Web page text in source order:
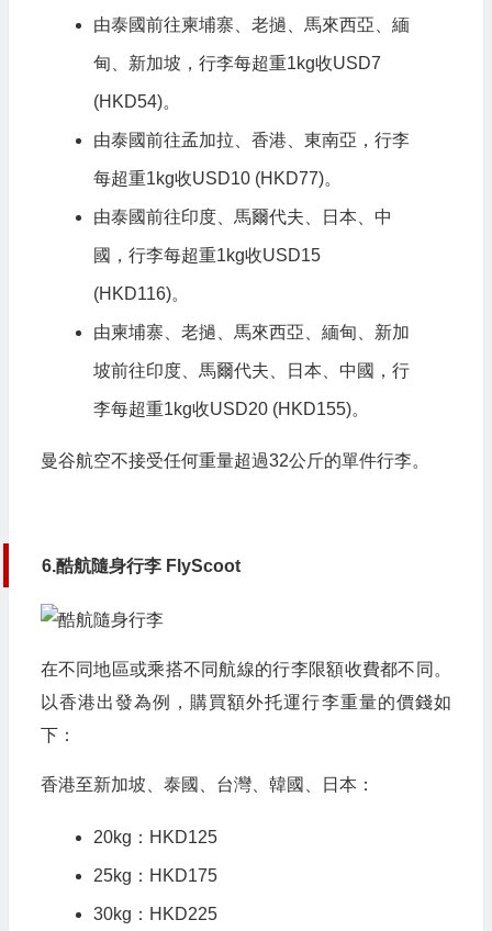
由泰國前往柬埔寨、老撾、馬來西亞、緬
甸、新加坡，行李每超重1kg收USD7
(HKD54)。
由泰國前往孟加拉、香港、東南亞，行李
每超重1kg收USD10 (HKD77)。
由泰國前往印度、馬爾代夫、日本、中
國，行李每超重1kg收USD15
(HKD116)。
由柬埔寨、老撾、馬來西亞、緬甸、新加
坡前往印度、馬爾代夫、日本、中國，行
李每超重1kg收USD20 (HKD155)。
曼谷航空不接受任何重量超過32公斤的單件行李。
6.酷航隨身行李 FlyScoot
在不同地區或乘搭不同航線的行李限額收費都不同。
以香港出發為例，購買額外托運行李重量的價錢如
下：
香港至新加坡、泰國、台灣、韓國、日本：
20kg：HKD125
25kg：HKD175
30kg：HKD225